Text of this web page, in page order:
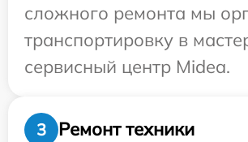
сложного ремонта мы
транспортировку в
сервисный центр Midea.
3
Ремонт техники